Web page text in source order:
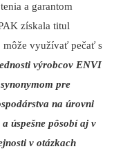
a garantom
získala titul
môže využívať pečať s
výrobcov ENVI
pre
na úrovni
úspešne pôsobí aj v
v otázkach